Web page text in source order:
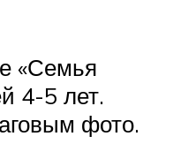
«Семья
4-5 лет.
фото.